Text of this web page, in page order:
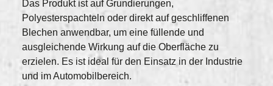
Das Produkt ist auf Grundierungen,
Polyesterspachteln oder direkt auf geschliffenen
Blechen anwendbar, um eine füllende und
ausgleichende Wirkung auf die Oberfläche zu
erzielen. Es ist ideal für den Einsatz in der Industrie
und im Automobilbereich.